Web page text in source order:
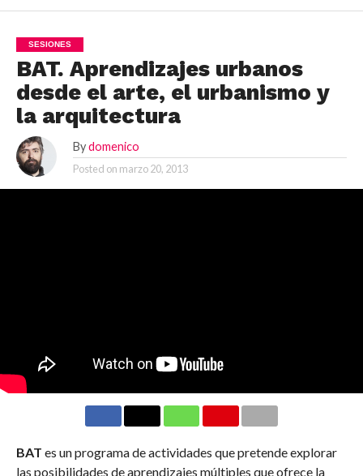
SESIONES
BAT. Aprendizajes urbanos
desde el arte, el urbanismo y
la arquitectura
By domenico
Posted on marzo 20, 2013
BAT es un programa de actividades que pretende explorar
las posibilidades de aprendizajes múltiples que ofrece la